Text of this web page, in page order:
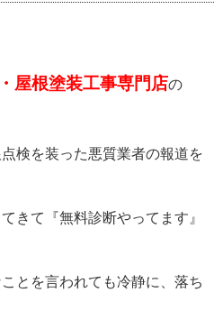
屋根塗装工事専門店の
検を装った悪質業者の報道を
きて『無料診断やってます』
とを言われても冷静に、落ち